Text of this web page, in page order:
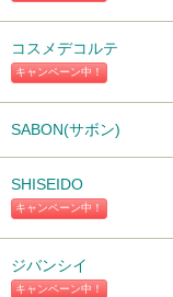
キャンペーン中！
コスメデコルテ
SABON(サボン)
キャンペーン中！
SHISEIDO
キャンペーン中！
ジバンシイ